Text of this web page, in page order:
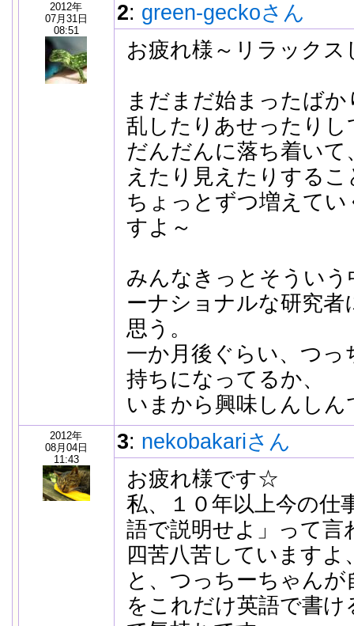
2012年
07月31日
08:51
2: green-geckoさん
お疲れ様～リラックス
まだまだ始まったば
乱したりあせったり
だんだんに落ち着い
えたり見えたりするこ
ちょっとずつ増えて
すよ～
みんなきっとそうい
ーナショナルな研究
思う。
一か月後ぐらい、つ
持ちになってるか、
いまから興味しんしん
2012年
08月04日
11:43
3: nekobakariさん
お疲れ様です☆
私、１０年以上今の仕
語で説明せよ」って言
四苦八苦しています
と、つっちーちゃん
をこれだけ英語で書